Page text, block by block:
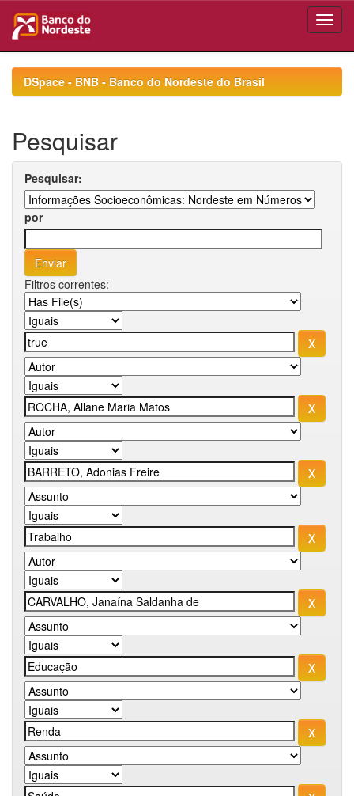
navigationDSpace - BNB - Banco do Nordeste do Brasil
Pesquisar
Pesquisar:
por
Filtros correntes: